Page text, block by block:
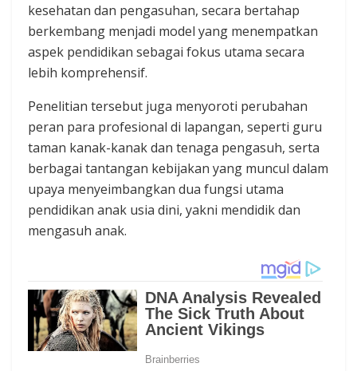
kesehatan dan pengasuhan, secara bertahap
berkembang menjadi model yang menempatkan
aspek pendidikan sebagai fokus utama secara
lebih komprehensif.
Penelitian tersebut juga menyoroti perubahan
peran para profesional di lapangan, seperti guru
taman kanak-kanak dan tenaga pengasuh, serta
berbagai tantangan kebijakan yang muncul dalam
upaya menyeimbangkan dua fungsi utama
pendidikan anak usia dini, yakni mendidik dan
mengasuh anak.